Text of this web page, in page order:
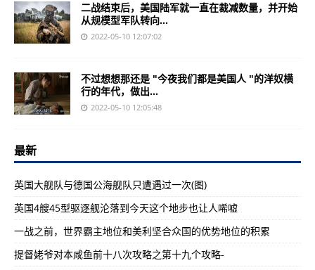
二战结束后，美国陆军就一直在裁减数量，并开始
从规模型军队转向...
2022-05-10 12:07:02
不过想想那还是 "今夜我们都是美国人 "的洋奴横
行的年代，做出...
2022-05-10 12:05:48
最新
英国大舰队与德国公海舰队只遭遇过一次(图)
英国4艘45型驱逐舰沦落到今天这个地步也让人唏嘘
一战之前，世界霸主地位和美利坚合众国的优势地位的积累
提督姥爷对本咸鱼前十八次攻略之第十九个攻略-